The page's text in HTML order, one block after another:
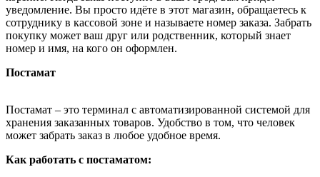
уведомление. Вы просто идёте в этот магазин, обращаетесь к
сотруднику в кассовой зоне и называете номер заказа. Забрать
покупку может ваш друг или родственник, который знает
номер и имя, на кого он оформлен.
Постамат
Постамат – это терминал с автоматизированной системой для
хранения заказанных товаров. Удобство в том, что человек
может забрать заказ в любое удобное время.
Как работать с постаматом: